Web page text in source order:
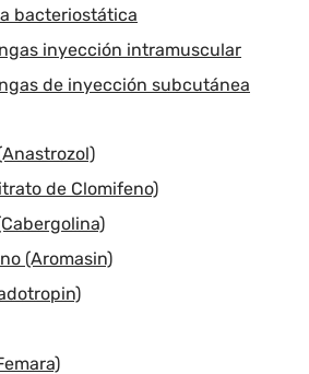
bacteriostática
inyección intramuscular
de inyección subcutánea
de Clomifeno)
(Aromasin)